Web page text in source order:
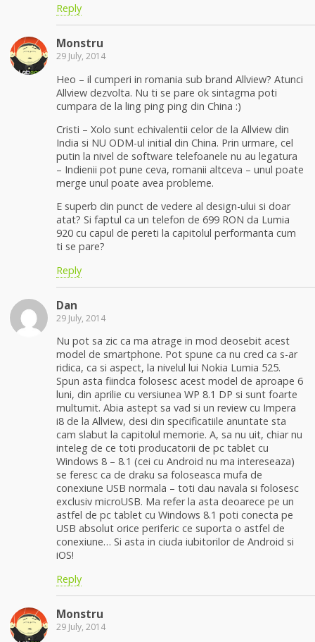
Reply
Monstru
29 July, 2014
Heo – il cumperi in romania sub brand Allview? Atunci
Allview dezvolta. Nu ti se pare ok sintagma poti
cumpara de la ling ping ping din China :)
Cristi – Xolo sunt echivalentii celor de la Allview din
India si NU ODM-ul initial din China. Prin urmare, cel
putin la nivel de software telefoanele nu au legatura
– Indienii pot pune ceva, romanii altceva – unul poate
merge unul poate avea probleme.
E superb din punct de vedere al design-ului si doar
atat? Si faptul ca un telefon de 699 RON da Lumia
920 cu capul de pereti la capitolul performanta cum
ti se pare?
Reply
Dan
29 July, 2014
Nu pot sa zic ca ma atrage in mod deosebit acest
model de smartphone. Pot spune ca nu cred ca s-ar
ridica, ca si aspect, la nivelul lui Nokia Lumia 525.
Spun asta fiindca folosesc acest model de aproape 6
luni, din aprilie cu versiunea WP 8.1 DP si sunt foarte
multumit. Abia astept sa vad si un review cu Impera
i8 de la Allview, desi din specificatiile anuntate sta
cam slabut la capitolul memorie. A, sa nu uit, chiar nu
inteleg de ce toti producatorii de pc tablet cu
Windows 8 – 8.1 (cei cu Android nu ma intereseaza)
se feresc ca de draku sa foloseasca mufa de
conexiune USB normala – toti dau navala si folosesc
exclusiv microUSB. Ma refer la asta deoarece pe un
astfel de pc tablet cu Windows 8.1 poti conecta pe
USB absolut orice periferic ce suporta o astfel de
conexiune… Si asta in ciuda iubitorilor de Android si
iOS!
Reply
Monstru
29 July, 2014